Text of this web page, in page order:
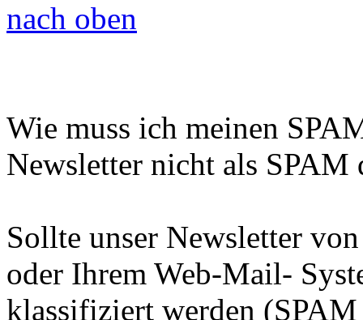
nach oben
Wie muss ich meinen
Newsletter nicht als
Sollte unser Newsletter
oder Ihrem Web-Mail-
klassifiziert werden